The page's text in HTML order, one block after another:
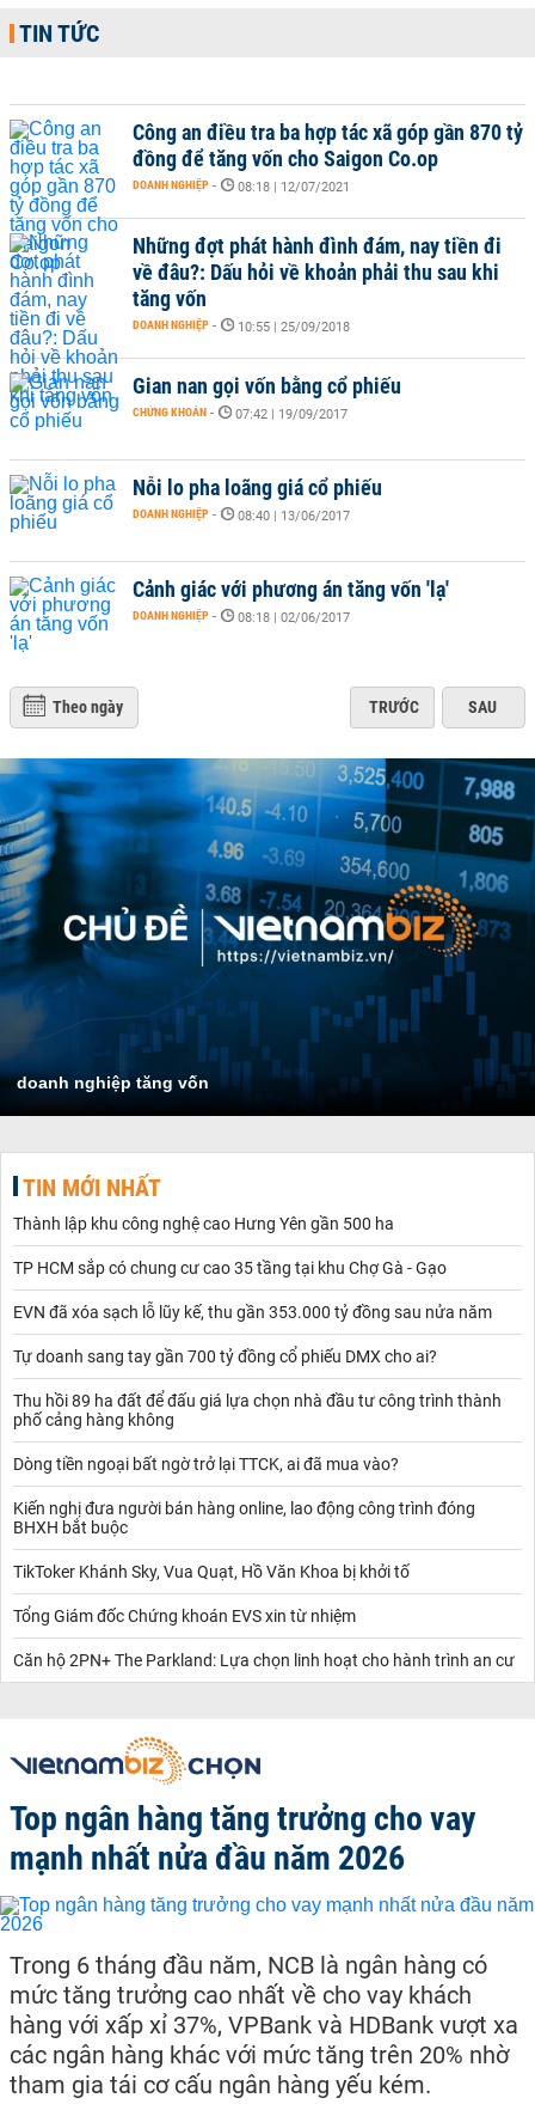
TIN TỨC
Công an điều tra ba hợp tác xã góp gần 870 tỷ
đồng để tăng vốn cho Saigon Co.op
DOANH NGHIỆP - 08:18 | 12/07/2021
Những đợt phát hành đình đám, nay tiền đi
về đâu?: Dấu hỏi về khoản phải thu sau khi
tăng vốn
DOANH NGHIỆP - 10:55 | 25/09/2018
Gian nan gọi vốn bằng cổ phiếu
CHỨNG KHOÁN - 07:42 | 19/09/2017
Nỗi lo pha loãng giá cổ phiếu
DOANH NGHIỆP - 08:40 | 13/06/2017
Cảnh giác với phương án tăng vốn 'lạ'
DOANH NGHIỆP - 08:18 | 02/06/2017
Theo ngày TRƯỚC SAU
doanh nghiệp tăng vốn
TIN MỚI NHẤT
Thành lập khu công nghệ cao Hưng Yên gần 500 ha
TP HCM sắp có chung cư cao 35 tầng tại khu Chợ Gà - Gạo
EVN đã xóa sạch lỗ lũy kế, thu gần 353.000 tỷ đồng sau nửa năm
Tự doanh sang tay gần 700 tỷ đồng cổ phiếu DMX cho ai?
Thu hồi 89 ha đất để đấu giá lựa chọn nhà đầu tư công trình thành
phố cảng hàng không
Dòng tiền ngoại bất ngờ trở lại TTCK, ai đã mua vào?
Kiến nghị đưa người bán hàng online, lao động công trình đóng
BHXH bắt buộc
TikToker Khánh Sky, Vua Quạt, Hồ Văn Khoa bị khởi tố
Tổng Giám đốc Chứng khoán EVS xin từ nhiệm
Căn hộ 2PN+ The Parkland: Lựa chọn linh hoạt cho hành trình an cư
Top ngân hàng tăng trưởng cho vay
mạnh nhất nửa đầu năm 2026
Trong 6 tháng đầu năm, NCB là ngân hàng có
mức tăng trưởng cao nhất về cho vay khách
hàng với xấp xỉ 37%, VPBank và HDBank vượt xa
các ngân hàng khác với mức tăng trên 20% nhờ
tham gia tái cơ cấu ngân hàng yếu kém.